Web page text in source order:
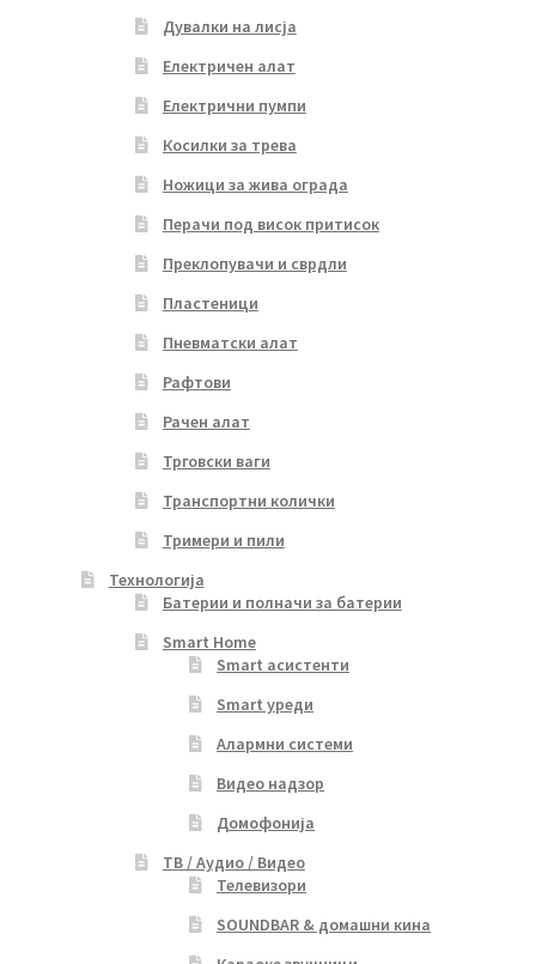
Дувалки на лисја
Електричен алат
Електрични пумпи
Косилки за трева
Ножици за жива ограда
Перачи под висок притисок
Преклопувачи и сврдли
Пластеници
Пневматски алат
Рафтови
Рачен алат
Трговски ваги
Транспортни колички
Тримери и пили
Технологија
Батерии и полначи за батерии
Smart Home
Smart асистенти
Smart уреди
Алармни системи
Видео надзор
Домофонија
ТВ / Аудио / Видео
Телевизори
SOUNDBAR & домашни кина